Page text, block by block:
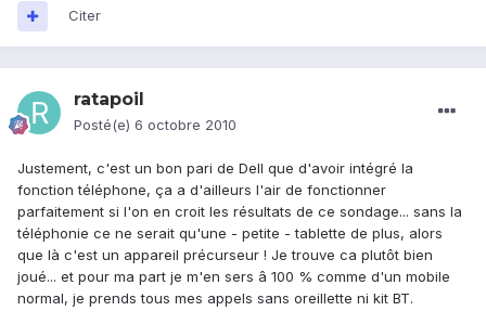
Citer
ratapoil
Posté(e) 6 octobre 2010
Justement, c'est un bon pari de Dell que d'avoir intégré la
fonction téléphone, ça a d'ailleurs l'air de fonctionner
parfaitement si l'on en croit les résultats de ce sondage... sans la
téléphonie ce ne serait qu'une - petite - tablette de plus, alors
que là c'est un appareil précurseur ! Je trouve ca plutôt bien
joué... et pour ma part je m'en sers â 100 % comme d'un mobile
normal, je prends tous mes appels sans oreillette ni kit BT.